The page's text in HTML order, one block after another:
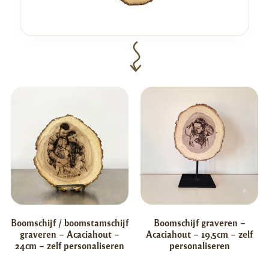
Boomschijf / boomstamschijf
graveren – Acaciahout –
24cm – zelf personaliseren
Boomschijf graveren –
Acaciahout – 19,5cm – zelf
personaliseren